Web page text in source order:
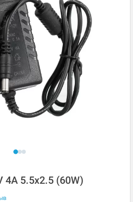
4A 5.5x2.5 (60W)